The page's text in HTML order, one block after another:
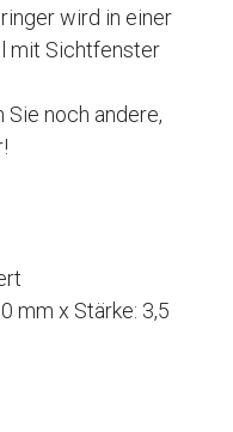
wird in einer
mit Sichtfenster
Sie noch andere,
mm x Stärke: 3,5